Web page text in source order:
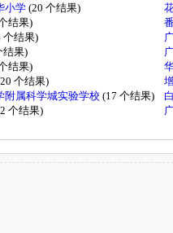
小学(20 个结果)
结果)
个结果)
结果)
结果)
个结果)
附属科学城实验学校(17 个结果)
个结果)